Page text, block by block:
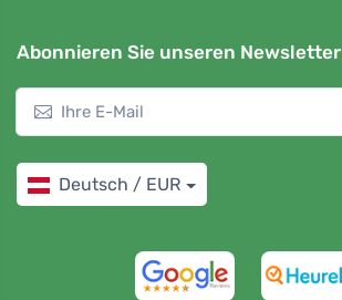
Abonnieren Sie unseren Newsletter
Deutsch / EUR